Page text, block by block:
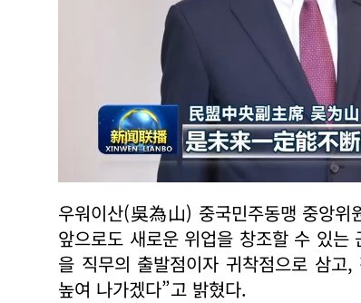
우워이산(吳為山) 중국민주동맹 중앙위
앞으로도 새로운 위업을 창조할 수 있는
을 직무의 출발점이자 귀착점으로 삼
높여 나가겠다”고 밝혔다.